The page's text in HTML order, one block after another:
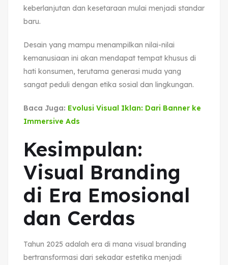
keberlanjutan dan kesetaraan mulai menjadi standar
baru.
Desain yang mampu menampilkan nilai-nilai
kemanusiaan ini akan mendapat tempat khusus di
hati konsumen, terutama generasi muda yang
sangat peduli dengan etika sosial dan lingkungan.
Baca Juga: Evolusi Visual Iklan: Dari Banner ke
Immersive Ads
Kesimpulan:
Visual Branding
di Era Emosional
dan Cerdas
Tahun 2025 adalah era di mana visual branding
bertransformasi dari sekadar estetika menjadi